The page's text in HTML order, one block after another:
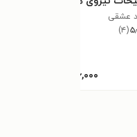
عشقی
(۴)
۱۲۶,۰۰۰